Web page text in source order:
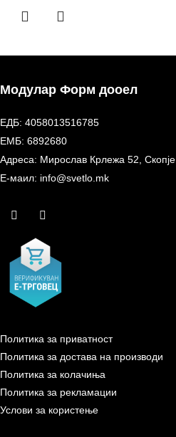
Модулар Форм дооел
ЕДБ: 4058013516785
ЕМБ: 6892680
Адреса: Мирослав Крлежа 52, Скопје
Е-маил: info@svetlo.mk
Политика за приватност
Политика за достава на производи
Политика за колачиња
Политика за рекламации
Услови за користење